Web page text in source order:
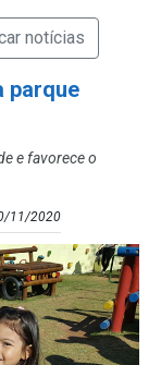
a Busca de Notícias
parque
e favorece o
11/2020